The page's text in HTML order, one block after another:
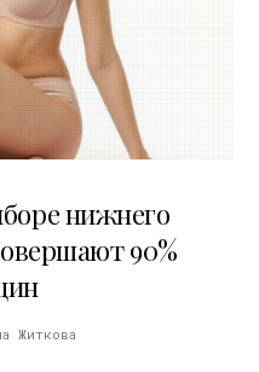
нижнего
90%
Житкова